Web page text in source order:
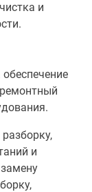
и
и